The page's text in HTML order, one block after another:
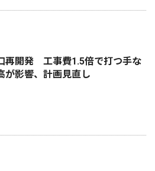
再開発 工事費1.5倍で打つ手な
影響、計画見直し